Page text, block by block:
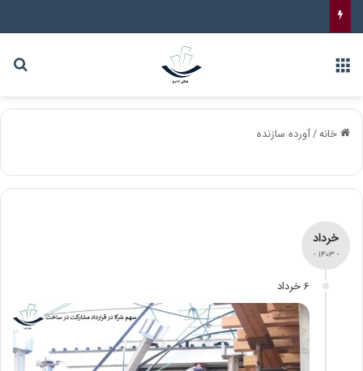
خانه/آورده سازنده
خرداد
- 1403 -
6 خرداد